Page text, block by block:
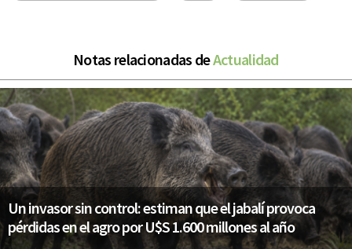
Notas relacionadas deActualidad
Un invasor sin control: estiman que el jabalí provoca
pérdidas en el agro por U$S 1.600 millones al año